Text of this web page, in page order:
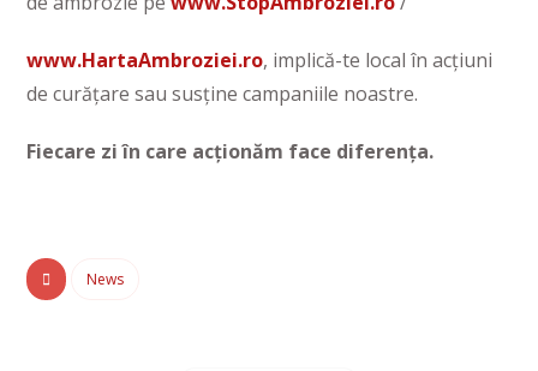
www.HartaAmbroziei.ro, implică-te local în acțiuni
de curățare sau susține campaniile noastre.
Fiecare zi în care acționăm face diferența.
News